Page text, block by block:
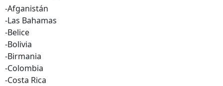
-Afganistán
-Las Bahamas
-Belice
-Bolivia
-Birmania
-Colombia
-Costa Rica